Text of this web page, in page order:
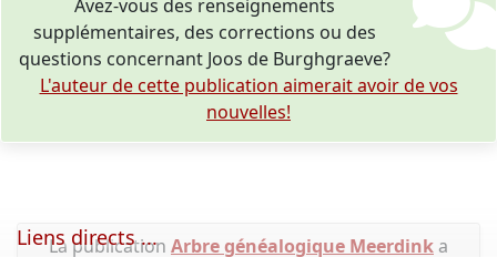
Avez-vous des renseignements
supplémentaires, des corrections ou des
questions concernant Joos de Burghgraeve?
L'auteur de cette publication aimerait avoir de vos
nouvelles!
La publication Arbre généalogique Meerdink a
Liens directs ...